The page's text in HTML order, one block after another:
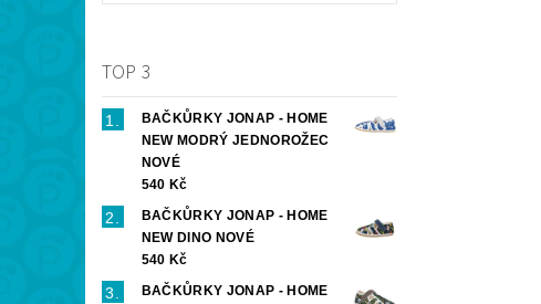
TOP 3
BAČKŮRKY JONAP - HOME
NEW MODRÝ JEDNOROŽEC
NOVÉ
540 Kč
BAČKŮRKY JONAP - HOME
NEW DINO NOVÉ
540 Kč
BAČKŮRKY JONAP - HOME